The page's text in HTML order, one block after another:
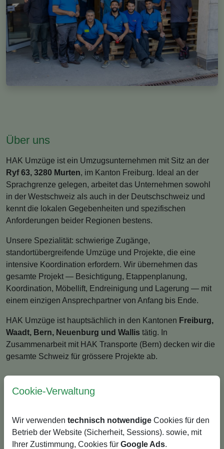
Über uns
HAK Umzüge ist ein Umzugsunternehmen mit Sitz an der
Ryf 63, 3280 Murten, im Kanton Freiburg. Ideal an der
Sprachgrenze gelegen, arbeitet das Unternehmen sowohl
in der Westschweiz als auch in der Deutschschweiz und
kennt die lokalen Gegebenheiten und spezifischen
Anforderungen beider Regionen bestens.
Unsere Spezialität: schwierige Zugänge,
standortübergreifende Umzüge und Projekte, die eine
intensive Koordination erfordern. Wir übernehmen das
gesamte Projekt — Besichtigung, Etappenplanung,
Koordination, Möbellift, Endreinigung und Lagerung — mit
einem einzigen Ansprechpartner von Anfang bis Ende.
HAK Umzüge ist hauptsächlich in den Kantonen Freiburg,
Waadt, Bern, Neuenburg und Wallis tätig. In
Zusammenarbeit mit HAK Transporte (Bern) decken wir die
gesamte Schweiz für grössere Projekte ab.
📍 Sitz inMurten, Freiburg
🌍ZweisprachigFR / DE
Cookie-Verwaltung
Wir verwenden technisch notwendige Cookies für den
Betrieb der Website (Sicherheit, Sessions). sowie, mit
Ihrer Zustimmung, Cookies für Google Ads.